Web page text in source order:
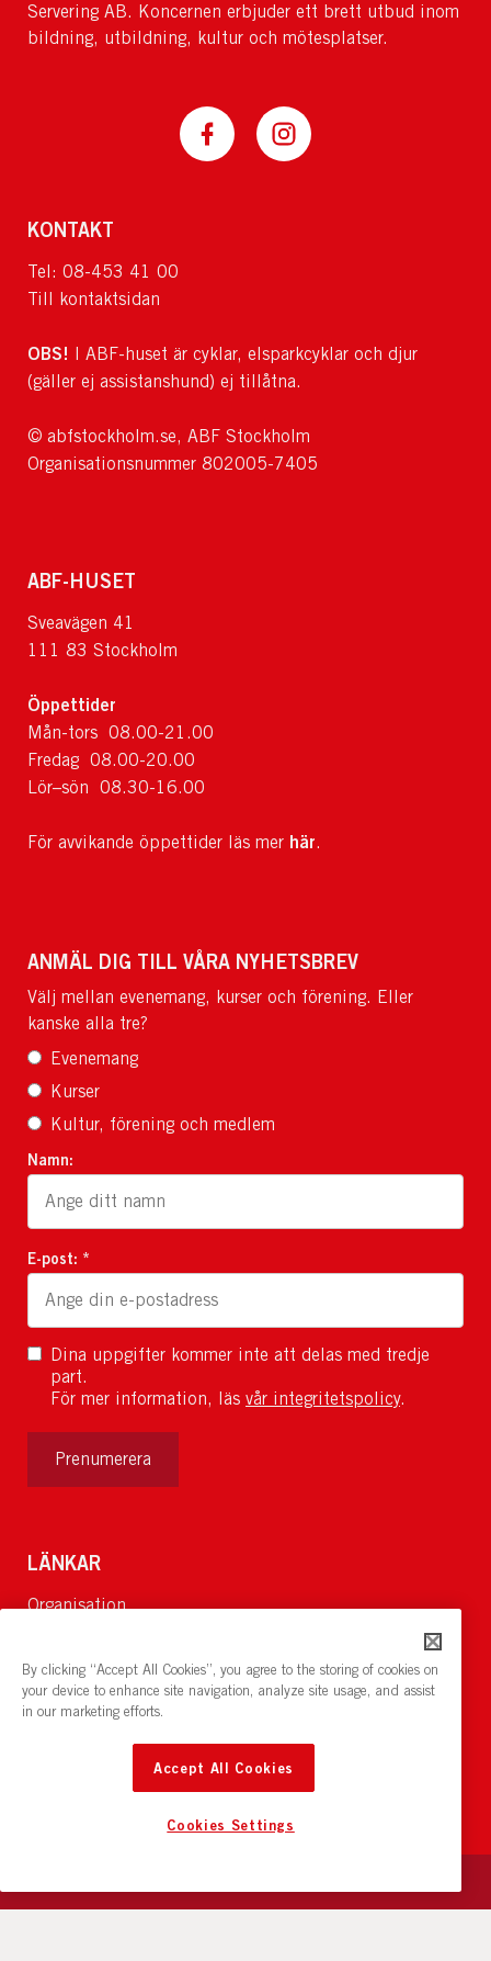
Servering AB. Koncernen erbjuder ett brett utbud inom
bildning, utbildning, kultur och mötesplatser.
KONTAKT
Tel: 08-453 41 00
Till kontaktsidan
OBS!
I ABF-huset är cyklar, elsparkcyklar och djur
(gäller ej assistanshund) ej tillåtna.
© abfstockholm.se, ABF Stockholm
Organisationsnummer 802005-7405
ABF-HUSET
Sveavägen 41
111 83 Stockholm
Öppettider
Mån-tors 08.00-21.00
Fredag 08.00-20.00
Lör–sön 08.30-16.00
För avvikande öppettider läs mer här.
ANMÄL DIG TILL VÅRA NYHETSBREV
Välj mellan evenemang, kurser och förening. Eller
kanske alla tre?
Evenemang
Kurser
Kultur, förening och medlem
Namn:
E-post: *
Dina uppgifter kommer inte att delas med tredje
part.
För mer information, läs vår integritetspolicy.
Prenumerera
LÄNKAR
Organisation
Lediga jobb
Nyheter och pressrum
Restaurang och konferens: cirkelnstockholm.se
By clicking “Accept All Cookies”, you agree to the storing of cookies on
your device to enhance site navigation, analyze site usage, and assist
in our marketing efforts.
Accept All Cookies
Cookies Settings